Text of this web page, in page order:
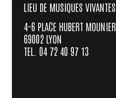
LIEU DE MUSIQUES VIVANTES
4-6 PLACE HUBERT MOUNIER
69002 LYON
TEL. 04 72 40 97 13